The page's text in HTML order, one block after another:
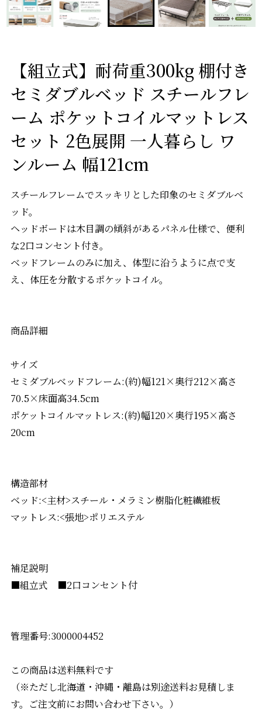
【組立式】耐荷重300kg 棚付き
セミダブルベッド スチールフレ
ーム ポケットコイルマットレス
セット 2色展開 一人暮らし ワ
ンルーム 幅121cm
スチールフレームでスッキリとした印象のセミダブルベ
ッド。
ヘッドボードは木目調の傾斜があるパネル仕様で、便利
な2口コンセント付き。
ベッドフレームのみに加え、体型に沿うように点で支
え、体圧を分散するポケットコイル。
商品詳細
サイズ
セミダブルベッドフレーム:(約)幅121×奥行212×高さ
70.5×床面高34.5cm
ポケットコイルマットレス:(約)幅120×奥行195×高さ
20cm
構造部材
ベッド:<主材>スチール・メラミン樹脂化粧繊維板
マットレス:<張地>ポリエステル
補足説明
■組立式 ■2口コンセント付
管理番号:3000004452
この商品は送料無料です
（※ただし北海道・沖縄・離島は別途送料お見積しま
す。ご注文前にお問い合わせ下さい。）